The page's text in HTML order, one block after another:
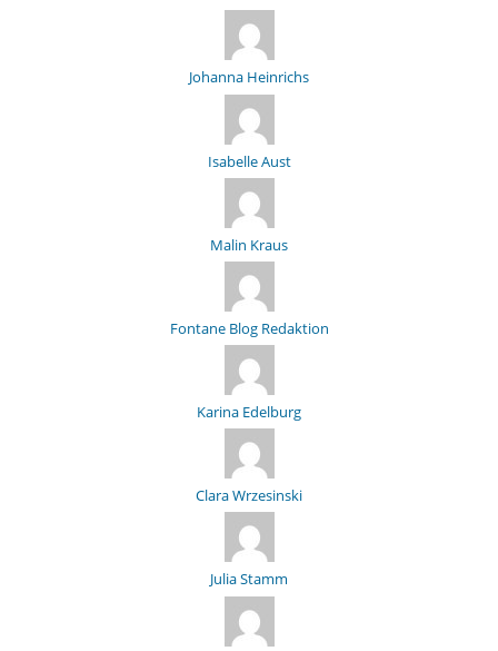
Johanna Heinrichs
Isabelle Aust
Malin Kraus
Fontane Blog Redaktion
Karina Edelburg
Clara Wrzesinski
Julia Stamm